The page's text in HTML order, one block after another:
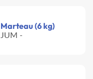
Marteau (6 kg)
JUM -